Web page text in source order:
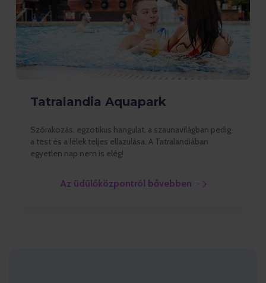
Tatralandia Aquapark
Szórakozás, egzotikus hangulat, a szaunavilágban pedig
a test és a lélek teljes ellazulása. A Tatralandiában
egyetlen nap nem is elég!
Az üdülőközpontról bővebben